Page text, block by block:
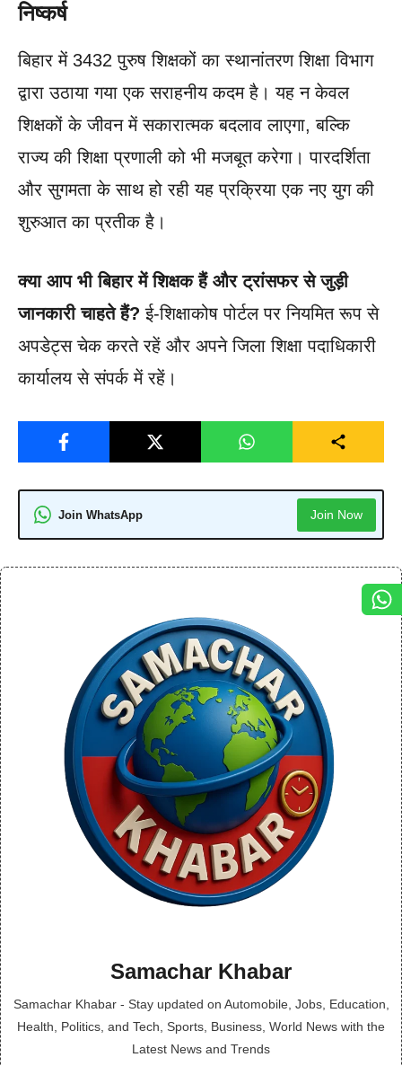
निष्कर्ष
बिहार में 3432 पुरुष शिक्षकों का स्थानांतरण शिक्षा विभाग
द्वारा उठाया गया एक सराहनीय कदम है। यह न केवल
शिक्षकों के जीवन में सकारात्मक बदलाव लाएगा, बल्कि
राज्य की शिक्षा प्रणाली को भी मजबूत करेगा। पारदर्शिता
और सुगमता के साथ हो रही यह प्रक्रिया एक नए युग की
शुरुआत का प्रतीक है।
क्या आप भी बिहार में शिक्षक हैं और ट्रांसफर से जुड़ी
जानकारी चाहते हैं? ई-शिक्षाकोष पोर्टल पर नियमित रूप से
अपडेट्स चेक करते रहें और अपने जिला शिक्षा पदाधिकारी
कार्यालय से संपर्क में रहें।
Join WhatsApp Join Now
Samachar Khabar
Samachar Khabar - Stay updated on Automobile, Jobs, Education,
Health, Politics, and Tech, Sports, Business, World News with the
Latest News and Trends